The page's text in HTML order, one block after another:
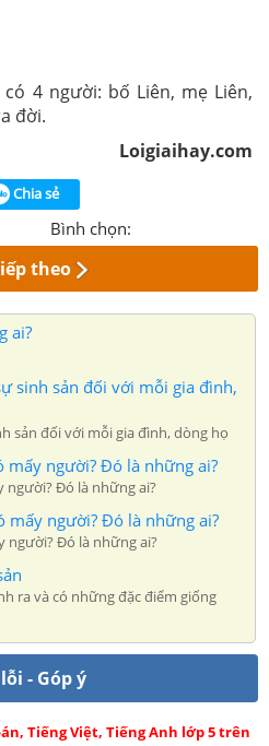
4 người: bố Liên, mẹ Liên,
đời.
Loigiaihay.com
Chia sẻ
Bình chọn:
theo
ai?
sinh sản đối với mỗi gia đình,
sản đối với mỗi gia đình, dòng họ
mấy người? Đó là những ai?
người? Đó là những ai?
mấy người? Đó là những ai?
người? Đó là những ai?
ra và có những đặc điểm giống
- Góp ý
Tiếng Việt, Tiếng Anh lớp 5 trên